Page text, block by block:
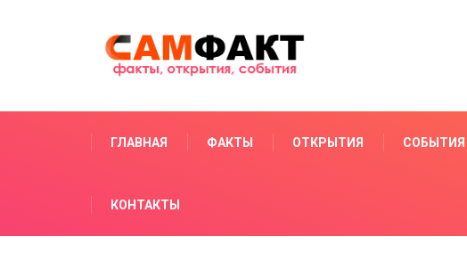
ГЛАВНАЯ ФАКТЫ ОТКРЫТИЯ СОБЫТИЯ
КОНТАКТЫ